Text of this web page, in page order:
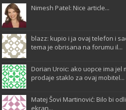
Nimesh Patel: Nice article...
blazz: kupio i ja ovaj telefon i
tema je obrisana na forumu il...
Dorian Uroic: ako uopce ima jel
prodaje staklo za ovaj mobitel...
Matej Šovi Martinović: Bilo bi
ekran...